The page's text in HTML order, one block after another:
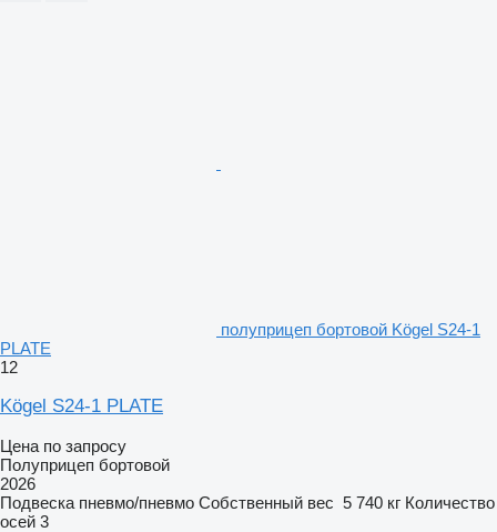
полуприцеп бортовой Kögel S24-1
PLATE
12
Kögel S24-1 PLATE
Цена по запросу
Полуприцеп бортовой
2026
Подвеска пневмо/пневмо Собственный вес 5 740 кг Количество
осей 3